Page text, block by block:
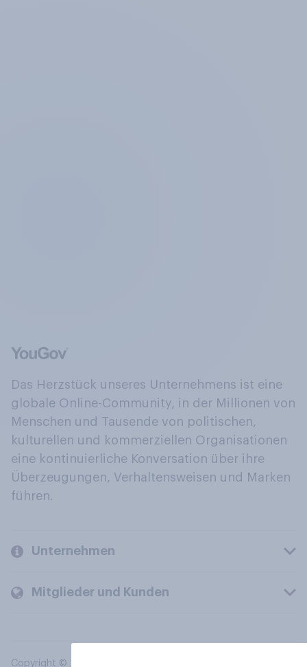
Das Herzstück unseres Unternehmens ist eine
globale Online-Community, in der Millionen von
Menschen und Tausende von politischen,
kulturellen und kommerziellen Organisationen
eine kontinuierliche Konversation über ihre
Überzeugungen, Verhaltensweisen und Marken
führen.
Unternehmen
Mitglieder und Kunden
Copyright © 2026 YouGov PLC. Alle Rechte vorbehalten.